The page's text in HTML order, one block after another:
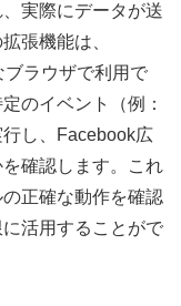
実際にデータが送
張機能は、
ラウザで利用で
のイベント（例：
し、Facebook広
確認します。これ
正確な動作を確認
活用することがで